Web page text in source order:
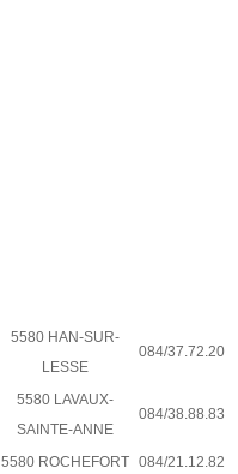
5580 HAN-SUR-
LESSE
084/37.72.20
5580 LAVAUX-
SAINTE-ANNE
084/38.88.83
5580 ROCHEFORT 084/21.12.82